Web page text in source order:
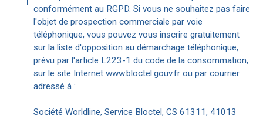
conformément au RGPD. Si vous ne souhaitez pas faire
l'objet de prospection commerciale par voie
téléphonique, vous pouvez vous inscrire gratuitement
sur la liste d'opposition au démarchage téléphonique,
prévu par l'article L223-1 du code de la consommation,
sur le site Internet www.bloctel.gouv.fr ou par courrier
adressé à :
Société Worldline, Service Bloctel, CS 61311, 41013